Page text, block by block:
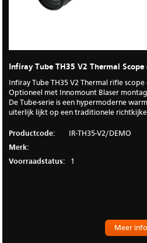
Infiray Tube TH35 V2 Thermal Scope
Infiray Tube TH35 V2 Thermal rifle scope
Optioneel met Innomount Blaser
De Tube-serie is een hypermoderne
uiterlijk lijkt op een traditionele
Productcode:
IR-TH35-V2/DEMO
Merk:
Voorraadstatus:
1
Meer